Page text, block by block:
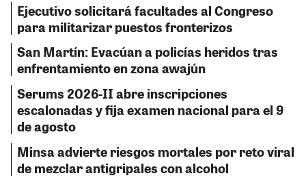
Ejecutivo solicitará facultades al Congreso
para militarizar puestos fronterizos
San Martín: Evacúan a policías heridos tras
enfrentamiento en zona awajún
Serums 2026-II abre inscripciones
escalonadas y fija examen nacional para el 9
de agosto
Minsa advierte riesgos mortales por reto viral
de mezclar antigripales con alcohol